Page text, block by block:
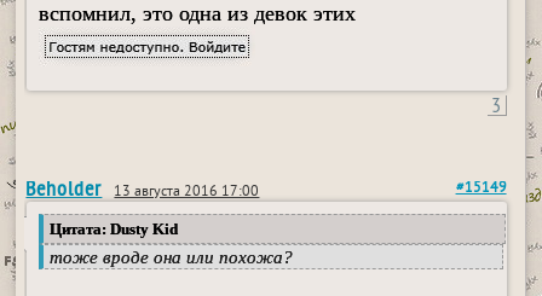
вспомнил, это одна из девок этих
3
Beholder 13 августа 2016 17:00 #15149
Цитата: Dusty Kid
тоже вроде она или похожа?